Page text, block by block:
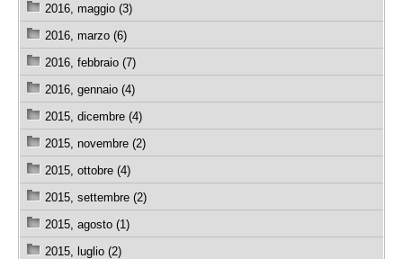
2016, maggio (3)
2016, marzo (6)
2016, febbraio (7)
2016, gennaio (4)
2015, dicembre (4)
2015, novembre (2)
2015, ottobre (4)
2015, settembre (2)
2015, agosto (1)
2015, luglio (2)